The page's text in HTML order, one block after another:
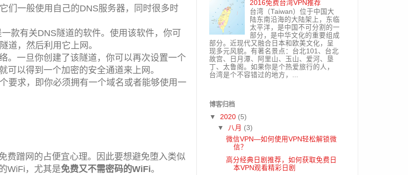
们一般使用自己的DNS服务器，同时很多时
款有关DNS隧道的软件。使用该软件，你可
道，然后利用它上网。
。一旦你创建了该隧道，你可以再次设置一个
以得到一个加密的安全通道来上网。
要求，即你必须拥有一个域名或者能够使用一
费蹭网的占便宜心理。因此要想避免堕入类似
WiFi，尤其是免费又不需密码的WiFi。
2016免费台湾VPN推荐
台湾（Taiwan）位于中国大
陆东南沿海的大陆架上，东临
太平洋，是中国不可分割的一
部分，是中华文化的重要组成
部分。近现代又融合日本和欧美文化，呈
现多元风貌。有著名景点：台北101、台北
故宫、日月潭、阿里山、玉山、爱河、垦
丁、太鲁阁。如果你是个热爱旅行的人，
台湾是个不容错过的地方，...
博客归档
▼ 2020 (5)
▼ 八月 (3)
微信VPN—如何使用VPN轻松解锁微
信？
高分经典日剧推荐，如何获取免费日
本VPN观看精彩日剧